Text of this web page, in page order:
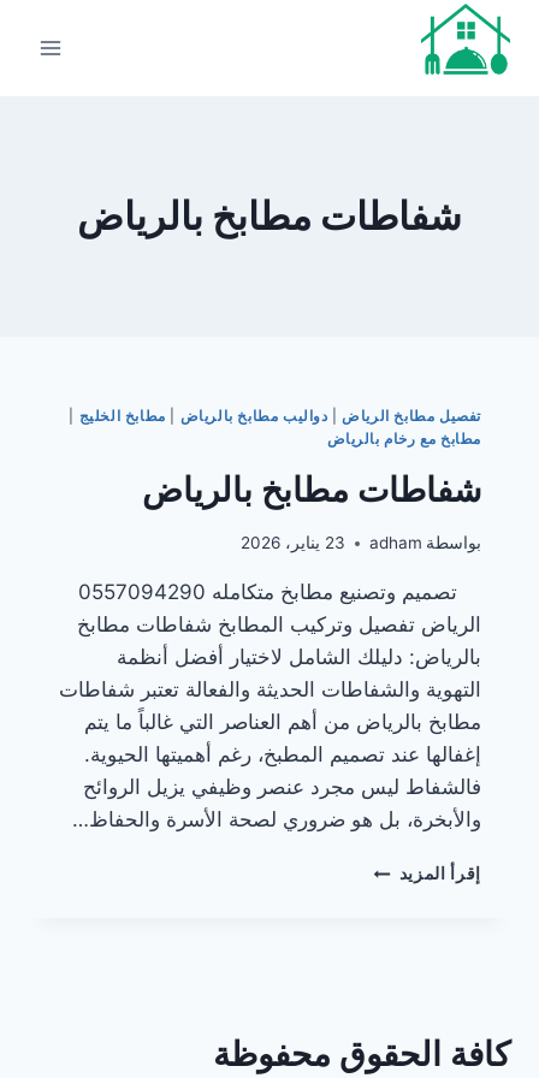
التجاوز
المحتوى
شفاطات مطابخ بالرياض
تفصيل مطابخ الرياض| دواليب مطابخ بالرياض مطابخ الخليج
مطابخ مع رخام بالرياض
شفاطات مطابخ بالرياض
بواسطة adham 23 يناير، 2026
تصميم وتصنيع مطابخ متكامله 0557094290
الرياض تفصيل وتركيب المطابخ شفاطات مطابخ
بالرياض: دليلك الشامل لاختيار أفضل أنظمة
التهوية والشفاطات الحديثة والفعالة تعتبر شفاطات
مطابخ بالرياض من أهم العناصر التي غالباً ما يتم
إغفالها عند تصميم المطبخ، رغم أهميتها الحيوية.
فالشفاط ليس مجرد عنصر وظيفي يزيل الروائح
والأبخرة، بل هو ضروري لصحة الأسرة والحفاظ…
إقرأ المزيد شفاطات
كافة الحقوق محفوظة